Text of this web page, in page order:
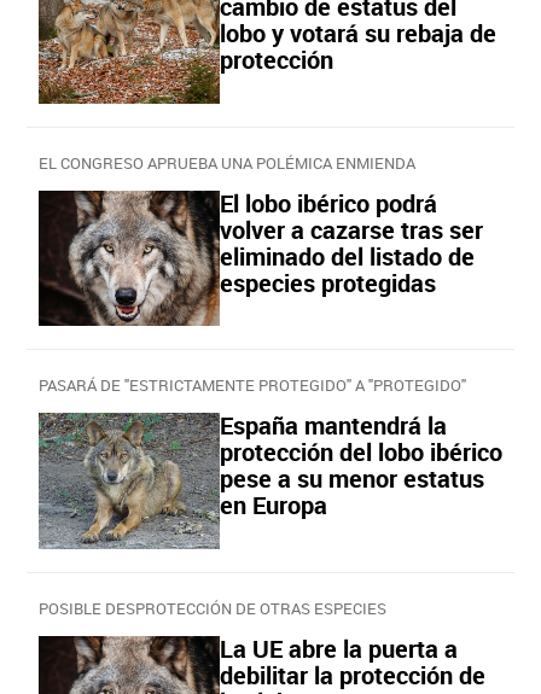
cambio de estatus del
lobo y votará su rebaja de
protección
EL CONGRESO APRUEBA UNA POLÉMICA ENMIENDA
El lobo ibérico podrá
volver a cazarse tras ser
eliminado del listado de
especies protegidas
PASARÁ DE "ESTRICTAMENTE PROTEGIDO" A "PROTEGIDO"
España mantendrá la
protección del lobo ibérico
pese a su menor estatus
en Europa
POSIBLE DESPROTECCIÓN DE OTRAS ESPECIES
La UE abre la puerta a
debilitar la protección de